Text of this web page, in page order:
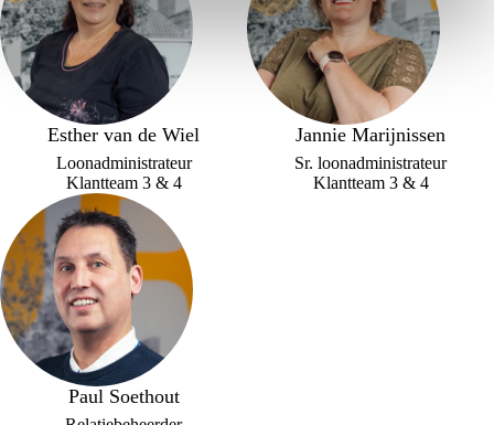
Esther van de Wiel
Loonadministrateur
Klantteam 3 & 4
Jannie Marijnissen
Sr. loonadministrateur
Klantteam 3 & 4
Paul Soethout